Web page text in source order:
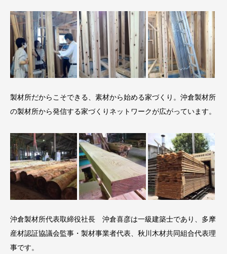
製材所だからこそできる、素材から始める家づくり。沖倉製材所
の製材所から発信する家づくりネットワークが広がっています。
沖倉製材所代表取締役社長 沖倉喜彦は一級建築士であり、多摩
産材認証協議会監事・製材事業者代表、秋川木材共同組合代表理
事です。